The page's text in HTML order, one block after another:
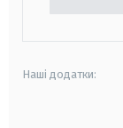
Наші додатки: